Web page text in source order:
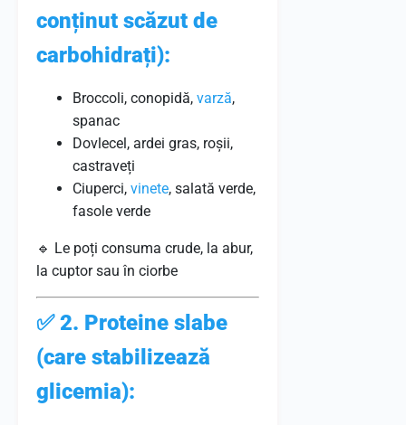
conținut scăzut de
carbohidrați):
Broccoli, conopidă, varză,
spanac
Dovlecel, ardei gras, roșii,
castraveți
Ciuperci, vinete, salată verde,
fasole verde
🔹 Le poți consuma crude, la abur,
la cuptor sau în ciorbe
✅2. Proteine slabe
(care stabilizează
glicemia):